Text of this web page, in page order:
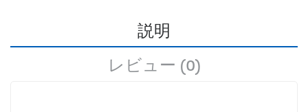
説明
レビュー (0)